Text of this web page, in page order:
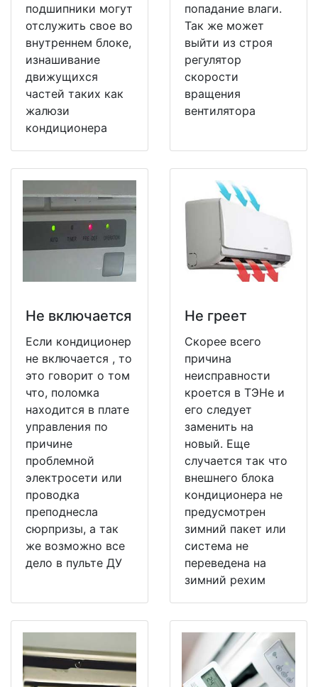
подшипники могут
отслужить свое во
внутреннем блоке,
изнашивание
движущихся
частей таких как
жалюзи
кондиционера
попадание влаги.
Так же может
выйти из строя
регулятор
скорости
вращения
вентилятора
Не включается
Если кондиционер
не включается , то
это говорит о том
что, поломка
находится в плате
управления по
причине
проблемной
электросети или
проводка
преподнесла
сюрпризы, а так
же возможно все
дело в пульте ДУ
Не греет
Скорее всего
причина
неисправности
кроется в ТЭНе и
его следует
заменить на
новый. Еще
случается так что
внешнего блока
кондиционера не
предусмотрен
зимний пакет или
система не
переведена на
зимний рехим